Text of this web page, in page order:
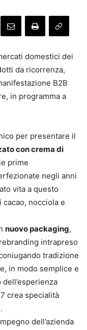
domestici dei
da ricorrenza,
B2B
in programma a
per presentare il
con crema di
prime
negli anni
vita a questo
nocciola e
nuovo packaging,
intrapreso
tradizione
in modo semplice e
crea specialità
dell’azienda